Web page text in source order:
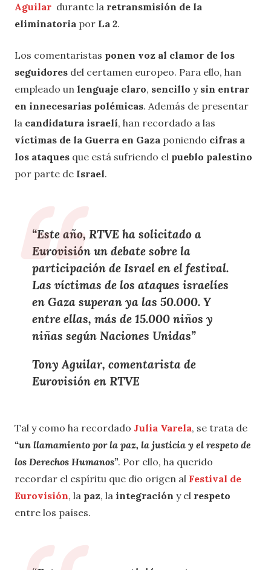
Aguilar durante la retransmisión de la
eliminatoria por La 2.
Los comentaristas ponen voz al clamor de los
seguidores del certamen europeo. Para ello, han
empleado un lenguaje claro, sencillo y sin entrar
en innecesarias polémicas. Además de presentar
la candidatura israelí, han recordado a las
víctimas de la Guerra en Gaza poniendo cifras a
los ataques que está sufriendo el pueblo palestino
por parte de Israel.
“Este año, RTVE ha solicitado a
Eurovisión un debate sobre la
participación de Israel en el festival.
Las víctimas de los ataques israelíes
en Gaza superan ya las 50.000. Y
entre ellas, más de 15.000 niños y
niñas según Naciones Unidas”
Tony Aguilar, comentarista de
Eurovisión en RTVE
Tal y como ha recordado Julia Varela, se trata de
“un llamamiento por la paz, la justicia y el respeto de
los Derechos Humanos”. Por ello, ha querido
recordar el espíritu que dio origen al Festival de
Eurovisión, la paz, la integración y el respeto
entre los países.